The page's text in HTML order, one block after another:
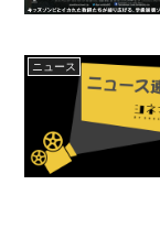
ニュース